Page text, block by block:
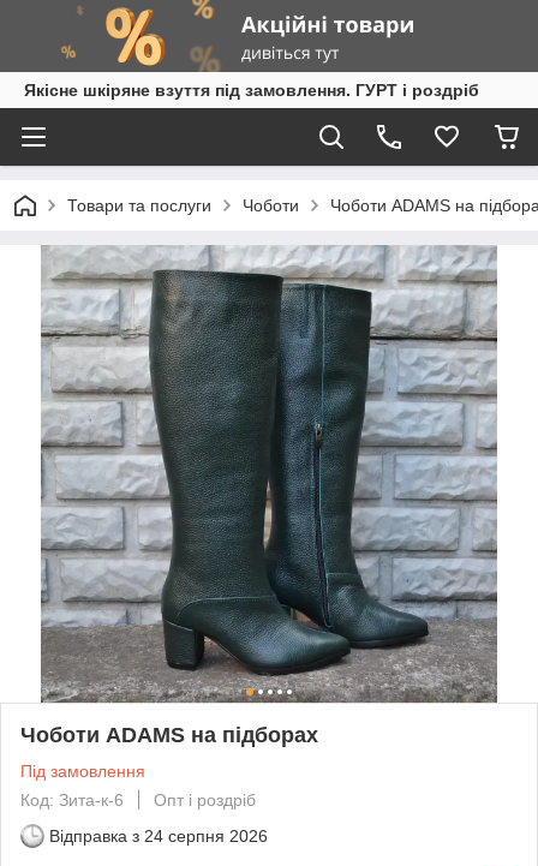
Якісне шкіряне взуття під замовлення. ГУРТ і роздріб
Товари та послуги Чоботи Чоботи ADAMS на
Чоботи ADAMS на підборах
Під замовлення
Код: Зита-к-6
Опт і роздріб
Відправка з 24 серпня 2026